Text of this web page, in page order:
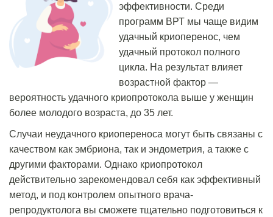
эффективности. Среди
программ ВРТ мы чаще видим
удачный криоперенос, чем
удачный протокол полного
цикла. На результат влияет
возрастной фактор ―
вероятность удачного криопротокола выше у женщин
более молодого возраста, до 35 лет.
Случаи неудачного криопереноса могут быть связаны с
качеством как эмбриона, так и эндометрия, а также с
другими факторами. Однако криопротокол
действительно зарекомендовал себя как эффективный
метод, и под контролем опытного врача-
репродуктолога вы сможете тщательно подготовиться к